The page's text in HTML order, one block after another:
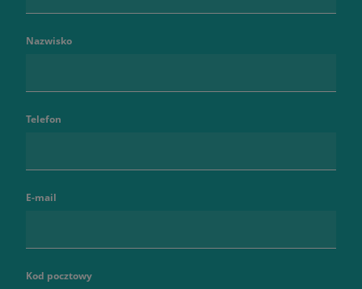
Nazwisko
Telefon
E-mail
Kod pocztowy